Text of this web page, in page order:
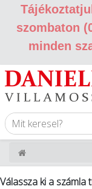
szombaton
minden
Válassza ki a számla